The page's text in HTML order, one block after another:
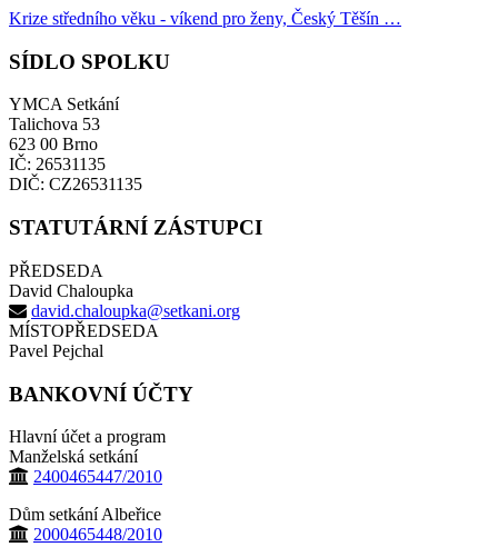
Krize středního věku - víkend pro ženy, Český Těšín …
SÍDLO SPOLKU
YMCA Setkání
Talichova 53
623 00 Brno
IČ: 26531135
DIČ: CZ26531135
STATUTÁRNÍ ZÁSTUPCI
PŘEDSEDA
David Chaloupka
david.chaloupka@setkani.org
MÍSTOPŘEDSEDA
Pavel Pejchal
BANKOVNÍ ÚČTY
Hlavní účet a program
Manželská setkání
2400465447/2010
Dům setkání Albeřice
2000465448/2010